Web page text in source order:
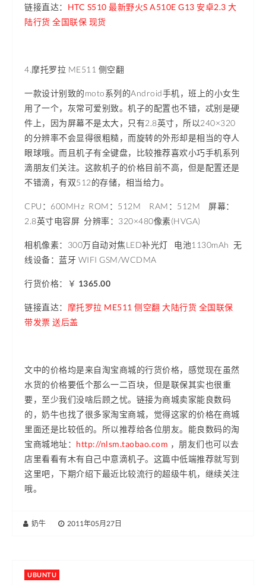
链接直达： HTC S510 最新野火S A510E G13 安卓2.3 大
陆行货 全国联保 现货
4.摩托罗拉 ME511 侧空翻
一款设计别致的moto系列的Android手机，班上的小女生
用了一个，灰常可爱别致。机子的配置也不错，忒别是硬
件上，因为屏幕不是太大，只有2.8英寸，所以240×320
的分辨率不会显得很粗糙，而旋转的外形却是相当的夺人
眼球哦。而且机子有全键盘，比较推荐喜欢小巧手机系列
滴朋友们关注。这款机子的价格目前不高，但是配置还是
不错滴，有双512的存储，相当给力。
CPU：600MHz ROM：512M RAM：512M 屏幕：
2.8英寸电容屏 分辨率： 320×480像素(HVGA)
相机像素：300万自动对焦LED补光灯 电池1130mAh 无
线设备：蓝牙 WIFI GSM/WCDMA
行货价格：￥ 1365.00
链接直达： 摩托罗拉 ME511 侧空翻 大陆行货 全国联保
带发票 送后盖
文中的价格均是来自淘宝商城的行货价格，感觉现在虽然
水货的价格要低个那么一二百块，但是联保其实也很重
要，至少我们没啥后顾之忧。链接为商城卖家能良数码
的，奶牛也找了很多家淘宝商城，觉得这家的价格在商城
里面还是比较低的。所以推荐给各位朋友。能良数码的淘
宝商城地址： http://nlsm.taobao.com ，朋友们也可以去
店里看看有木有自己中意滴机子。这篇中低端推荐就写到
这里吧，下期介绍下最近比较流行的超级牛机，继续关注
哦。
奶牛 2011年05月27日
UBUNTU